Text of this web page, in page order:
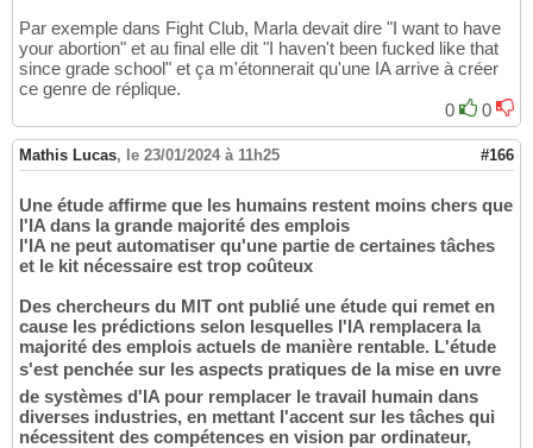
Par exemple dans Fight Club, Marla devait dire "I want to have
your abortion" et au final elle dit "I haven't been fucked like that
since grade school" et ça m'étonnerait qu'une IA arrive à créer
ce genre de réplique.
0
0
Mathis Lucas, le 23/01/2024 à 11h25 #166
Une étude affirme que les humains restent moins chers que
l'IA dans la grande majorité des emplois
l'IA ne peut automatiser qu'une partie de certaines tâches
et le kit nécessaire est trop coûteux
Des chercheurs du MIT ont publié une étude qui remet en
cause les prédictions selon lesquelles l'IA remplacera la
majorité des emplois actuels de manière rentable. L'étude
s'est penchée sur les aspects pratiques de la mise en uvre
de systèmes d'IA pour remplacer le travail humain dans
diverses industries, en mettant l'accent sur les tâches qui
nécessitent des compétences en vision par ordinateur,